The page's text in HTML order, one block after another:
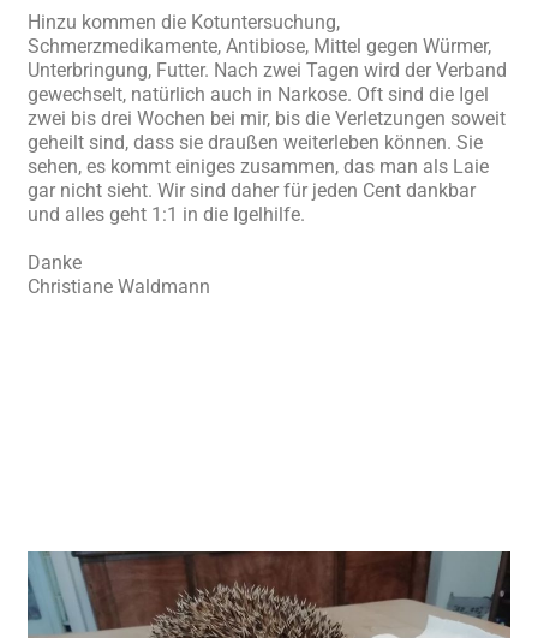
Hinzu kommen die Kotuntersuchung,
Schmerzmedikamente, Antibiose, Mittel gegen Würmer,
Unterbringung, Futter. Nach zwei Tagen wird der Verband
gewechselt, natürlich auch in Narkose. Oft sind die Igel
zwei bis drei Wochen bei mir, bis die Verletzungen soweit
geheilt sind, dass sie draußen weiterleben können. Sie
sehen, es kommt einiges zusammen, das man als Laie
gar nicht sieht. Wir sind daher für jeden Cent dankbar
und alles geht 1:1 in die Igelhilfe.
Danke
Christiane Waldmann